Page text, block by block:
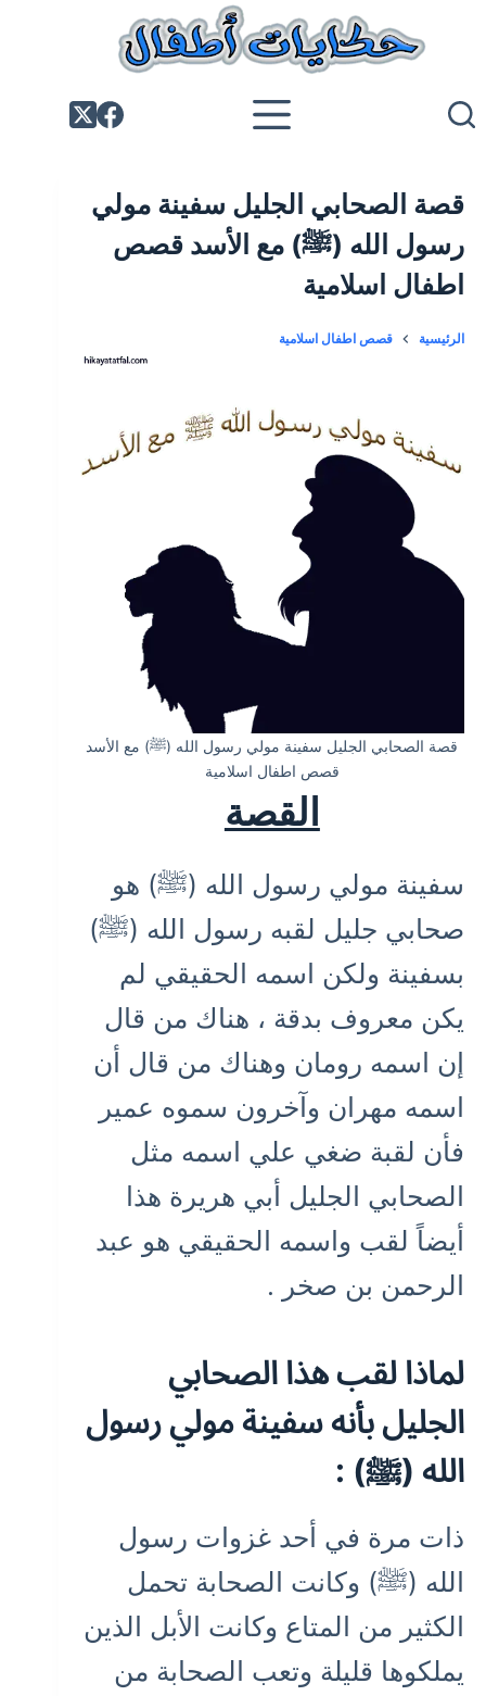
المحتوى
قصة الصحابي الجليل سفينة مولي
رسول الله (ﷺ) مع الأسد قصص
اطفال اسلامية
الرئيسية قصص اطفال اسلامية
قصة الصحابي الجليل سفينة مولي رسول الله (ﷺ) مع الأسد
قصص اطفال اسلامية
القصة
سفينة مولي رسول الله (ﷺ) هو
صحابي جليل لقبه رسول الله (ﷺ)
بسفينة ولكن اسمه الحقيقي لم
يكن معروف بدقة ، هناك من قال
إن اسمه رومان وهناك من قال أن
اسمه مهران وآخرون سموه عمير
فأن لقبة ضغي علي اسمه مثل
الصحابي الجليل أبي هريرة هذا
أيضاً لقب واسمه الحقيقي هو عبد
الرحمن بن صخر .
لماذا لقب هذا الصحابي
الجليل بأنه سفينة مولي رسول
الله (ﷺ) :
ذات مرة في أحد غزوات رسول
الله (ﷺ) وكانت الصحابة تحمل
الكثير من المتاع وكانت الأبل الذين
يملكوها قليلة وتعب الصحابة من